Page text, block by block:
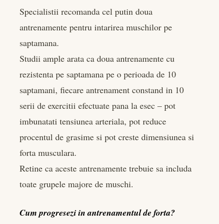
Specialistii recomanda cel putin doua
antrenamente pentru intarirea muschilor pe
saptamana.
Studii ample arata ca doua antrenamente cu
rezistenta pe saptamana pe o perioada de 10
saptamani, fiecare antrenament constand in 10
serii de exercitii efectuate pana la esec – pot
imbunatati tensiunea arteriala, pot reduce
procentul de grasime si pot creste dimensiunea si
forta musculara.
Retine ca aceste antrenamente trebuie sa includa
toate grupele majore de muschi.
Cum progresezi in antrenamentul de forta?